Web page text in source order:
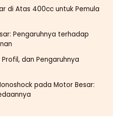
di Atas 400cc untuk Pemula
Pengaruhnya terhadap
dan Pengaruhnya
pada Motor Besar: